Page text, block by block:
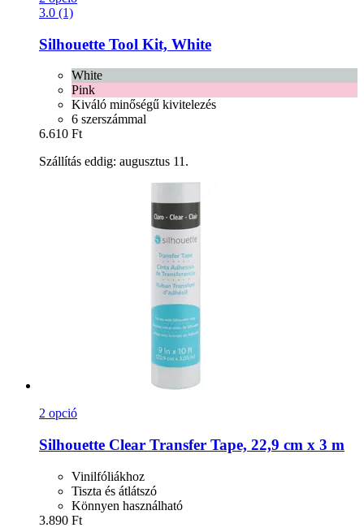
3.0 (1)
Silhouette Tool Kit, White
White
Pink
Kiváló minőségű kivitelezés
6 szerszámmal
6.610 Ft
Szállítás eddig: augusztus 11.
2 opció
Silhouette Clear Transfer Tape, 22,9 cm x 3 m
Vinilfóliákhoz
Tiszta és átlátszó
Könnyen használható
3.890 Ft